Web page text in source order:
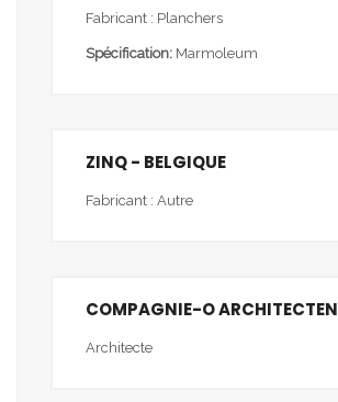
Fabricant : Planchers
Spécification: Marmoleum
ZINQ - BELGIQUE
Fabricant : Autre
COMPAGNIE-O ARCHITECTEN
Architecte